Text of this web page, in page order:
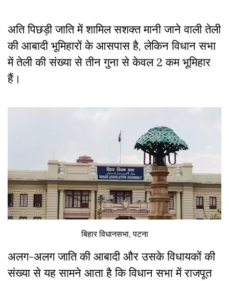
अति पिछड़ी जाति में शामिल सशक्त मानी जाने वाली तेली
की आबादी भूमिहारों के आसपास है, लेकिन विधान सभा
में तेली की संख्या से तीन गुना से केवल 2 कम भूमिहार
हैं।
बिहार विधानसभा, पटना
अलग-अलग जाति की आबादी और उसके विधायकों की
संख्या से यह सामने आता है कि विधान सभा में राजपूत